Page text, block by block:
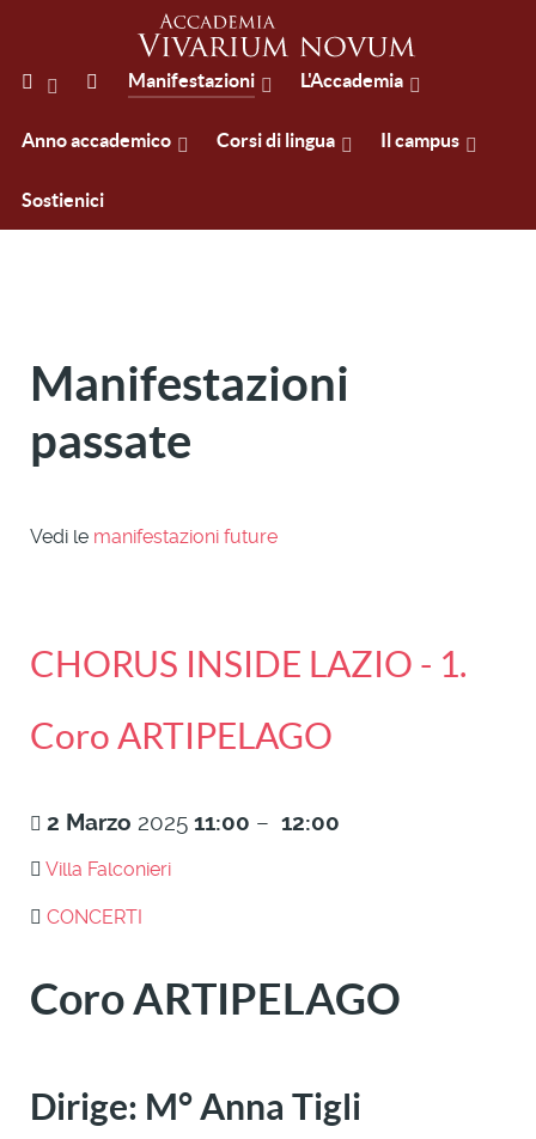
Manifestazioni L'Accademia
Anno accademico Corsi di lingua Il campus
Sostienici
Manifestazioni
passate
Vedi le manifestazioni future
CHORUS INSIDE LAZIO - 1.
Coro ARTIPELAGO
2 Marzo 2025 11:00 – 12:00
Villa Falconieri
CONCERTI
Coro ARTIPELAGO
Dirige: M° Anna Tigli